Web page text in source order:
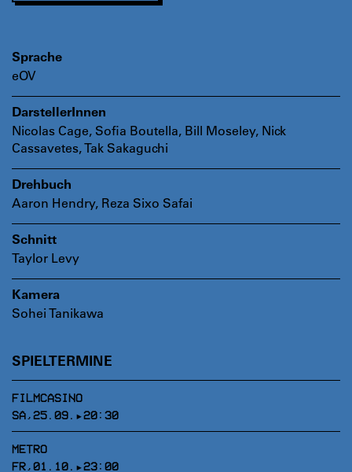
Sprache
eOV
DarstellerInnen
Nicolas Cage, Sofia Boutella, Bill Moseley, Nick
Cassavetes, Tak Sakaguchi
Drehbuch
Aaron Hendry, Reza Sixo Safai
Schnitt
Taylor Levy
Kamera
Sohei Tanikawa
SPIELTERMINE
FILMCASINO
SA,25.09.▸20:30
METRO
FR,01.10.▸23:00